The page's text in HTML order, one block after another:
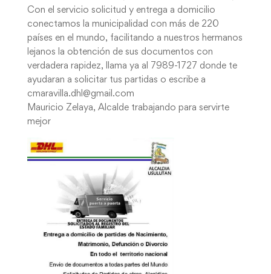
Con el servicio solicitud y entrega a domicilio
conectamos la municipalidad con más de 220
países en el mundo, facilitando a nuestros hermanos
lejanos la obtención de sus documentos con
verdadera rapidez, llama ya al 7989-1727 donde te
ayudaran a solicitar tus partidas o escribe a
cmaravilla.dhl@gmail.com
Mauricio Zelaya, Alcalde trabajando para servirte
mejor